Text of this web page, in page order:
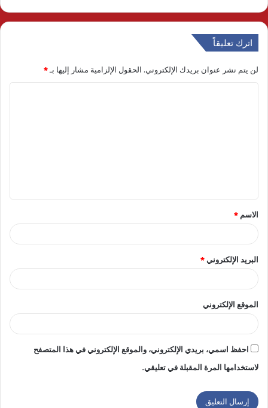
اترك تعليقاً
لن يتم نشر عنوان بريدك الإلكتروني. الحقول الإلزامية مشار إليها بـ*
ق
*
الاسم *
البريد الإلكتروني*
الموقع الإلكتروني
احفظ اسمي، بريدي الإلكتروني، والموقع الإلكتروني في هذا المتصفح
لاستخدامها المرة المقبلة في تعليقي.